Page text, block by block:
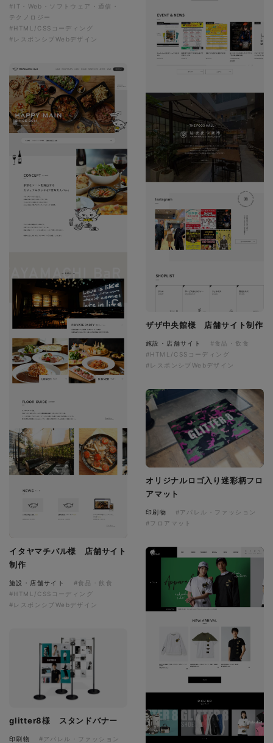
#IT・Web・ソフトウェア・通信・
テクノロジー
#HTML/CSSコーディング
#レスポンシブWebデザイン
ザザ中央館様 店舗サイト制作
施設・店舗サイト
#食品・飲食
#HTML/CSSコーディング
#レスポンシブWebデザイン
イタヤマチバル様 店舗サイト
制作
施設・店舗サイト
#食品・飲食
#HTML/CSSコーディング
#レスポンシブWebデザイン
オリジナルロゴ入り迷彩柄フロ
アマット
印刷物
#アパレル・ファッション
#フロアマット
glitter8様 スタンドバナー
印刷物
#アパレル・ファッション